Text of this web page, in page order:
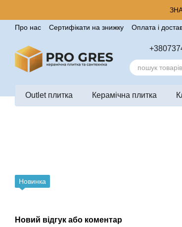
Про нас Сертифікати на знижку Оплата і
Outlet плитка Керамічна плитка
Новинка
Новий відгук або коментар